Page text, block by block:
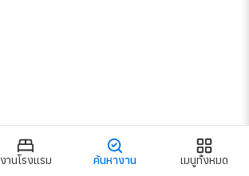
งานโรงแรม ค้นหางาน เมนูทั้งหมด